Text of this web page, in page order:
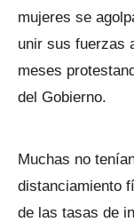
mujeres se
unir sus fuerzas
meses
del Gobierno.
Muchas no
distanciamiento
de las tasas de